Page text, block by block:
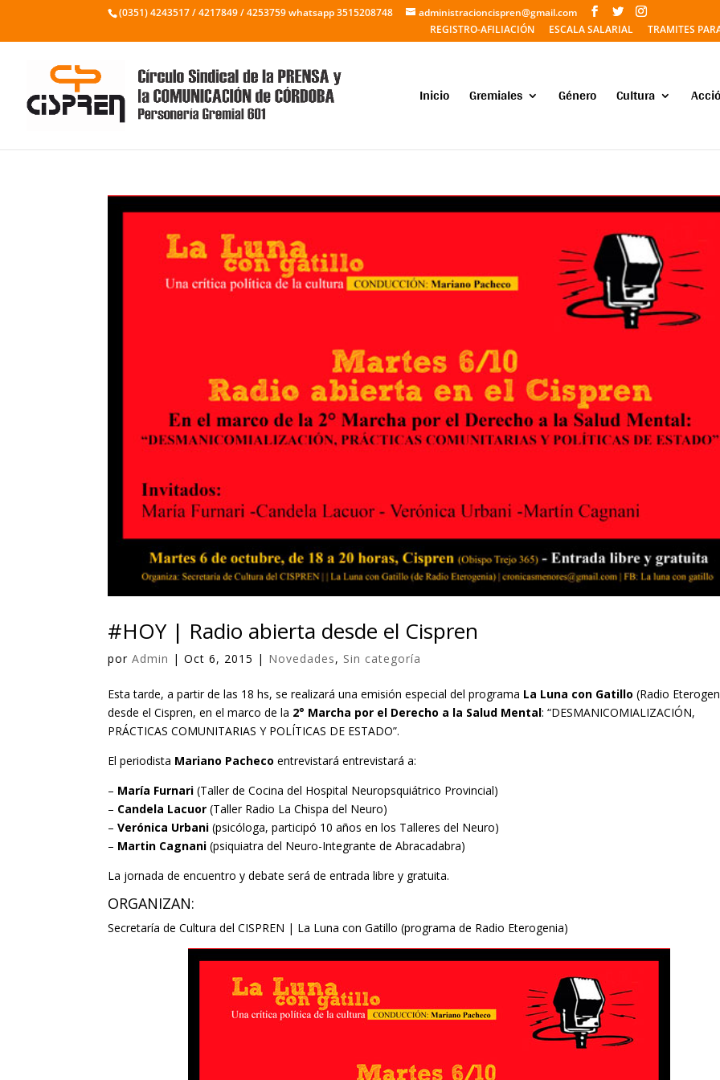
(0351) 4243517 / 4217849 / 4253759 whatsapp 3515208748
administracioncispren@gmail.com
REGISTRO-AFILIACIÓN
ESCALA SALARIAL TRAMITES
Inicio Gremiales Género Cultura
#HOY | Radio abierta desde el Cispren
porAdmin |Oct 6, 2015 | Novedades, Sin categoría
Esta tarde, a partir de las 18 hs, se realizará una emisión especial del programa La Luna con Gatillo (Radio
desde el Cispren, en el marco de la 2° Marcha por el Derecho a la Salud Mental: “DESMANICOMIALIZACIÓN,
PRÁCTICAS COMUNITARIAS Y POLÍTICAS DE ESTADO”.
El periodista Mariano Pacheco entrevistará entrevistará a:
– María Furnari (Taller de Cocina del Hospital Neuropsquiátrico Provincial)
– Candela Lacuor (Taller Radio La Chispa del Neuro)
–Verónica Urbani (psicóloga, participó 10 años en los Talleres del Neuro)
– Martin Cagnani (psiquiatra del Neuro-Integrante de Abracadabra)
La jornada de encuentro y debate será de entrada libre y gratuita.
ORGANIZAN:
Secretaría de Cultura del CISPREN | La Luna con Gatillo (programa de Radio Eterogenia)